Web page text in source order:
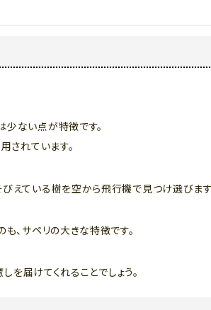
ない点が特徴です。
されています。
えている樹を空から飛行機で見つけ選びます
、サペリの大きな特徴です。
届けてくれることでしょう。